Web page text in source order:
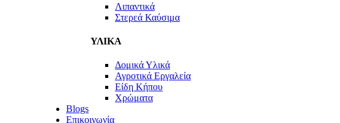
Λιπαντικά
Στερεά Καύσιμα
ΥΛΙΚΑ
Δομικά Υλικά
Αγροτικά Εργαλεία
Είδη Κήπου
Χρώματα
Blogs
Επικοινωνία